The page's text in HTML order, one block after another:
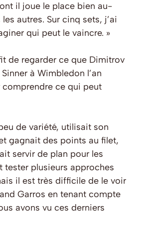
il joue le place bien au-
autres. Sur cinq sets, j’ai
qui peut le vaincre. »
de regarder ce que Dimitrov
à Wimbledon l’an
ce qui peut
de variété, utilisait son
gagnait des points au filet,
servir de plan pour les
tester plusieurs approches
il est très difficile de le voir
Garros en tenant compte
avons vu ces derniers